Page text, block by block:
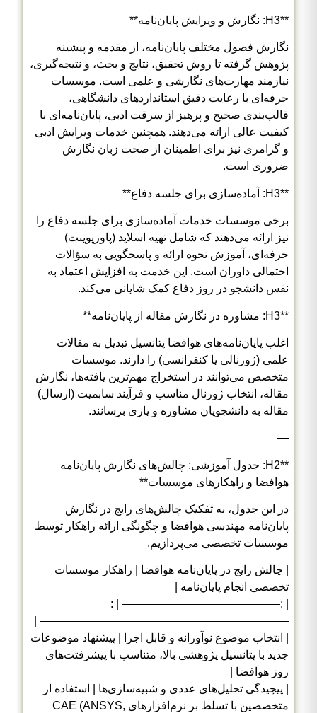
**H3: نگارش و ویرایش پایان‌نامه**
نگارش فصول مختلف پایان‌نامه، از مقدمه و پیشینه
پژوهش گرفته تا روش تحقیق، نتایج و بحث، و نتیجه‌گیری،
نیازمند مهارت‌های نگارشی و علمی است. موسسات
حرفه‌ای با رعایت دقیق استانداردهای دانشگاهی،
قالب‌بندی صحیح و پرهیز از سرقت ادبی، پایان‌نامه‌ای با
کیفیت عالی ارائه می‌دهند. همچنین خدمات ویرایش ادبی
و گرامری نیز برای اطمینان از صحت زبان نگارش
ضروری است.
**H3: آماده‌سازی برای جلسه دفاع**
برخی موسسات خدمات آماده‌سازی برای جلسه دفاع را
نیز ارائه می‌دهند که شامل تهیه اسلاید (پاورپوینت)
حرفه‌ای، آموزش نحوه ارائه و پاسخگویی به سؤالات
احتمالی داوران است. این خدمت به افزایش اعتماد به
نفس دانشجو در روز دفاع کمک شایانی می‌کند.
**H3: مشاوره در نگارش مقاله از پایان‌نامه**
اغلب پایان‌نامه‌های هوافضا پتانسیل تبدیل به مقالات
علمی (ژورنالی یا کنفرانسی) را دارند. موسسات
متخصص می‌توانند در استخراج مهم‌ترین یافته‌ها، نگارش
مقاله، انتخاب ژورنال مناسب و فرآیند سابمیت (ارسال)
مقاله به دانشجویان مشاوره و یاری برسانند.
—
**H2: جدول آموزشی: چالش‌های نگارش پایان‌نامه
هوافضا و راهکارهای موسسات**
در این جدول، به تفکیک چالش‌های رایج در نگارش
پایان‌نامه مهندسی هوافضا و چگونگی ارائه راهکار توسط
موسسات تخصصی می‌پردازیم.
| چالش رایج در پایان‌نامه هوافضا | راهکار موسسات
تخصصی انجام پایان‌نامه |
| :—————————————— | :
—————————————————————— |
| انتخاب موضوع نوآورانه و قابل اجرا | پیشنهاد موضوعات
جدید با پتانسیل پژوهشی بالا، متناسب با پیشرفتت‌های
روز هوافضا |
| پیچیدگی تحلیل‌های عددی و شبیه‌سازی‌ها | استفاده از
متخصصین با تسلط بر نرم‌افزارهای CAE (ANSYS,